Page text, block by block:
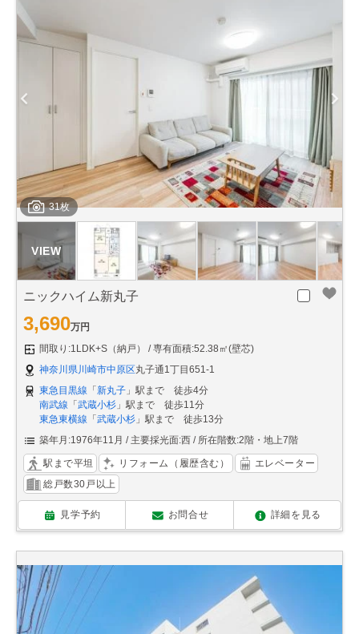
31枚
ニックハイム新丸子
3,690万円
間取り:1LDK+S（納戸）
専有面積:52.38㎡(壁芯)
神奈川県川崎市中原区丸子通1丁目651-1
東急目黒線 「 新丸子 」駅まで 徒歩4分
南武線 「 武蔵小杉 」駅まで 徒歩11分
東急東横線 「 武蔵小杉 」駅まで 徒歩13分
築年月:1976年11月
主要採光面:西 所在階数:2階・地上7階
駅まで平坦 リフォーム（履歴含む）
エレベーター
総戸数30戸以上
見学予約 お問合せ 詳細を見る